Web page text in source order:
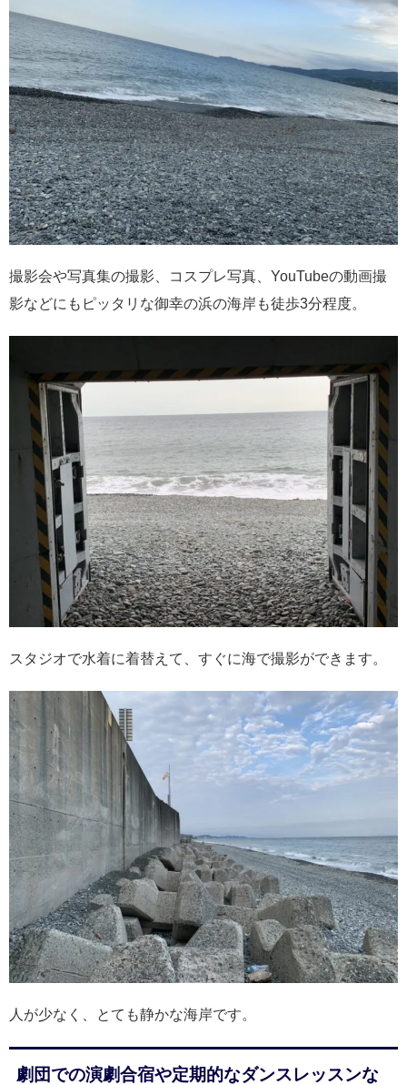
撮影会や写真集の撮影、コスプレ写真、YouTubeの動画撮
影などにもピッタリな御幸の浜の海岸も徒歩3分程度。
スタジオで水着に着替えて、すぐに海で撮影ができます。
人が少なく、とても静かな海岸です。
劇団での演劇合宿や定期的なダンスレッスンな